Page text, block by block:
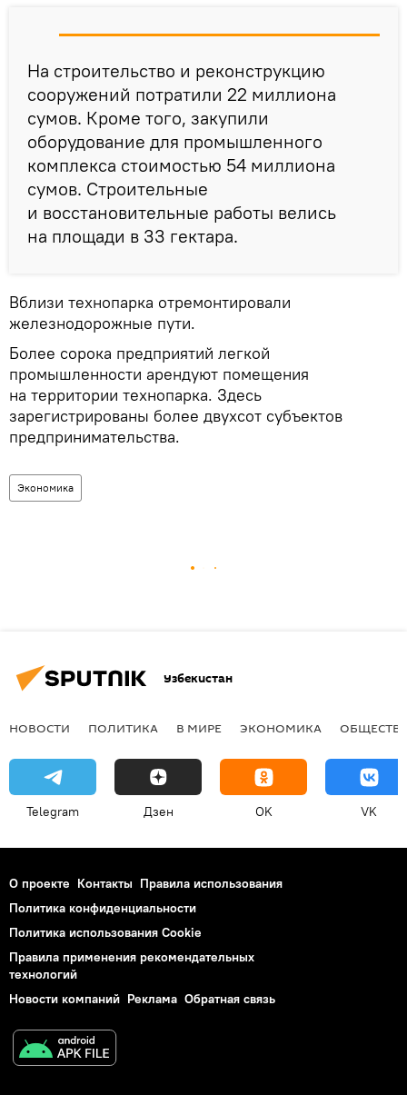
На строительство и реконструкцию
сооружений потратили 22 миллиона
сумов. Кроме того, закупили
оборудование для промышленного
комплекса стоимостью 54 миллиона
сумов. Строительные
и восстановительные работы велись
на площади в 33 гектара.
Вблизи технопарка отремонтировали
железнодорожные пути.
Более сорока предприятий легкой
промышленности арендуют помещения
на территории технопарка. Здесь
зарегистрированы более двухсот субъектов
предпринимательства.
Экономика
Узбекистан
НОВОСТИ ПОЛИТИКА В МИРЕ ЭКОНОМИКА
Telegram Дзен OK VK
О проекте Контакты Правила использования
Политика конфиденциальности
Политика использования Cookie
Правила применения рекомендательных
технологий
Новости компаний Реклама Обратная связь